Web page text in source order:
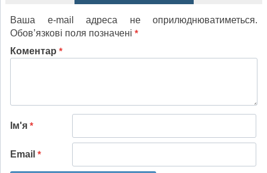
Ваша e-mail адреса не оприлюднюватиметься.
Обов’язкові поля позначені *
Коментар *
Ім'я *
Email *